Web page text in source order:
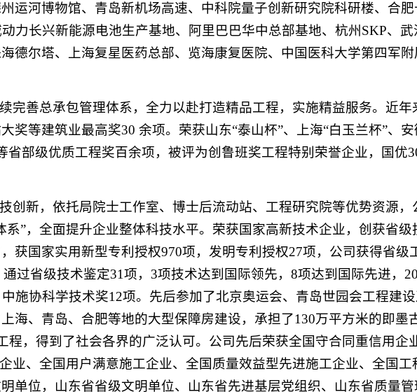
运河博物馆、青岛新机场高速、中科院量子创新研究院科研楼、合
力长兴新能源电池生产基地、阿里巴巴华中总部基地、杭州SKP、武
德尔塔、上海复星医药总部、览海康复医院、中国医科大学第四军
完善总承包管理体系，全力以赴打造精品工程，实施精益服务。近年
奖等建筑业最高奖30 余项。荣获山东“泰山杯”、上海“白玉兰杯”、安
省部级优质工程奖百余项，被评为创鲁班奖工程特别荣誉企业，国优
创新，依托局院士工作室、博士后流动站、工程研究院等优势资源，
”，全面提升企业整体科技水平。荣获国家高新技术企业，创获省级
获国家实用新型专利授权970项，发明专利授权27项，公司获得省级
过省级技术鉴定31项，3项技术达到国际领先，8项达到国际先进，
施协科学技术奖12项。先后参加了北京奥运会、青岛世园会工程建
海、青岛、合肥等地的大型保障房建设，承担了130万平方米的即墨
程，得到了社会各界的广泛认可。公司先后荣获全国守合同重信用企
业、全国用户满意施工企业、全国质量效益型先进施工企业、全国工
单位，山东省省级文明单位、山东省先进基层党组织、山东省质量